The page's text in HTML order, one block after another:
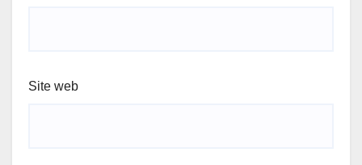
Site web